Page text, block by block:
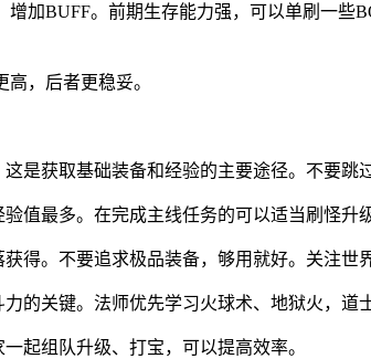
加BUFF。前期生存能力强，可以单刷一
，后者更稳妥。
是获取基础装备和经验的主要途径。不要跳
值最多。在完成主线任务的可以适当刷怪升
得。不要追求极品装备，够用就好。关注世
的关键。法师优先学习火球术、地狱火，道
起组队升级、打宝，可以提高效率。